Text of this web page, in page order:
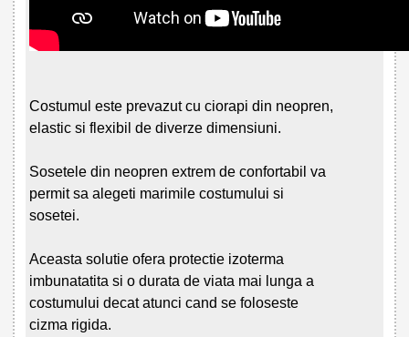
Costumul este prevazut cu ciorapi din neopren,
elastic si flexibil de diverze dimensiuni.
Sosetele din neopren extrem de confortabil va
permit sa alegeti marimile costumului si
sosetei.
Aceasta solutie ofera protectie izoterma
imbunatatita si o durata de viata mai lunga a
costumului decat atunci cand se foloseste
cizma rigida.